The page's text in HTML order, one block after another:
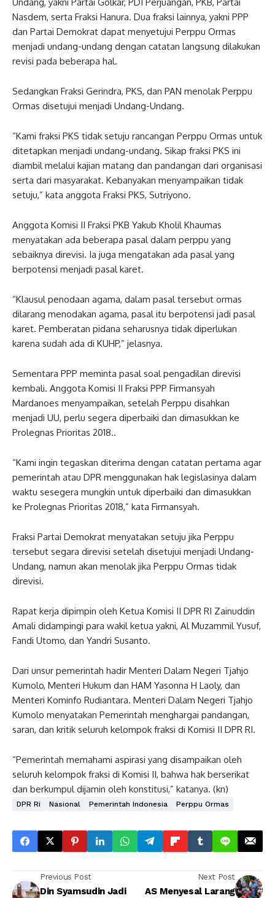
Nasdem, serta Fraksi Hanura. Dua fraksi lainnya, yakni PPP
dan Partai Demokrat dapat menyetujui Perppu Ormas
menjadi undang-undang dengan catatan langsung dilakukan
revisi pada beberapa hal.
Sedangkan Fraksi Gerindra, PKS, dan PAN menolak Perppu
Ormas disetujui menjadi Undang-Undang.
“Kami fraksi PKS tidak setuju rancangan Perppu Ormas untuk
ditetapkan menjadi undang-undang. Sikap fraksi PKS ini
diambil melalui kajian matang dan pandangan dari organisasi
serta dari masyarakat. Kebanyakan menyampaikan tidak
setuju,” kata anggota Fraksi PKS, Sutriyono.
Anggota Komisi II Fraksi PKB Yakub Kholil Khaumas
menyatakan ada beberapa pasal dalam perppu yang
sebaiknya direvisi. Ia juga mengatakan ada pasal yang
berpotensi menjadi pasal karet.
“Klausul penodaan agama, dalam pasal tersebut ormas
dilarang menodakan agama, pasal itu berpotensi jadi pasal
karet. Pemberatan pidana seharusnya tidak diperlukan
karena sudah ada di KUHP,” jelasnya.
Sementara PPP meminta pasal soal pengadilan direvisi
kembali. Anggota Komisi II Fraksi PPP Firmansyah
Mardanoes menyampaikan, setelah Perppu disahkan
menjadi UU, perlu segera diperbaiki dan dimasukkan ke
Prolegnas Prioritas 2018..
“Kami ingin tegaskan diterima dengan catatan pertama agar
pemerintah atau DPR menggunakan hak legislasinya dalam
waktu sesegera mungkin untuk diperbaiki dan dimasukkan
ke Prolegnas Prioritas 2018,” kata Firmansyah.
Fraksi Partai Demokrat menyatakan setuju jika Perppu
tersebut segara direvisi setelah disetujui menjadi Undang-
Undang, namun akan menolak jika Perppu Ormas tidak
direvisi.
Rapat kerja dipimpin oleh Ketua Komisi II DPR RI Zainuddin
Amali didampingi para wakil ketua yakni, Al Muzammil Yusuf,
Fandi Utomo, dan Yandri Susanto.
Dari unsur pemerintah hadir Menteri Dalam Negeri Tjahjo
Kumolo, Menteri Hukum dan HAM Yasonna H Laoly, dan
Menteri Kominfo Rudiantara. Menteri Dalam Negeri Tjahjo
Kumolo menyatakan Pemerintah menghargai pandangan,
saran, dan kritik seluruh kelompok fraksi di Komisi II DPR RI.
“Pemerintah memahami aspirasi yang disampaikan oleh
seluruh kelompok fraksi di Komisi II, bahwa hak berserikat
dan berkumpul dijamin oleh konstitusi,” katanya. (kn)
DPR Ri Nasional Pemerintah Indonesia Perppu Ormas
Previous Post
Din Syamsudin Jadi
Next Post
AS Menyesal Larang